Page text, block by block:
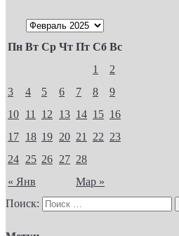
Пн Вт Ср Чт Пт Сб Вс
« Янв Мар »
1
2
3
4 5 6 7 8
9
10 11 12 13 14 15 16
17 18 19 20 21 22 23
24 25 26 27 28
Поиск: